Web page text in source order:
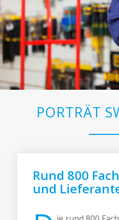
PORTRÄT
Rund 800
und